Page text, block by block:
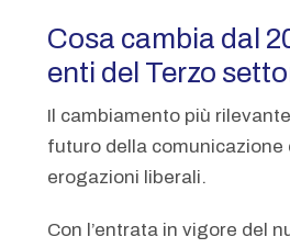
Cosa cambia dal
enti del Terzo
Il cambiamento più
futuro della comunicazione
erogazioni liberali.
Con l’entrata in vigore del